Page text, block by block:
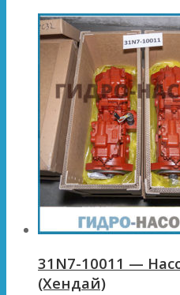
31N7-10011 —
(Хендай)